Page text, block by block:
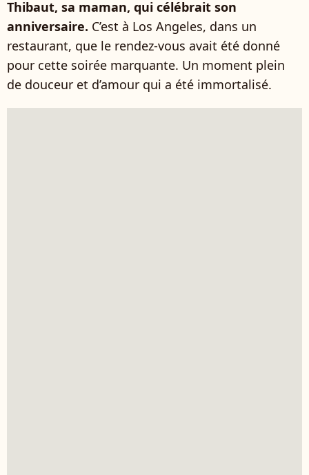
Thibaut, sa maman, qui célébrait son
anniversaire. C’est à Los Angeles, dans un
restaurant, que le rendez-vous avait été donné
pour cette soirée marquante. Un moment plein
de douceur et d’amour qui a été immortalisé.